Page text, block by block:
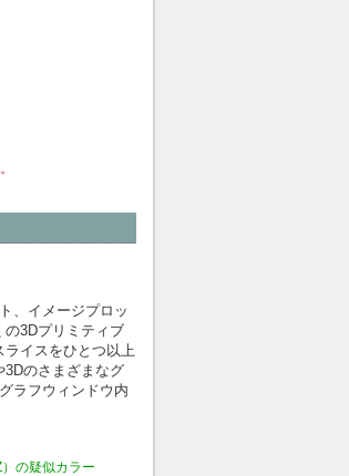
、イメージプロッ
の3Dプリミティブ
ライスをひとつ以上
3Dのさまざまなグ
ラフウィンドウ内
の疑似カラー